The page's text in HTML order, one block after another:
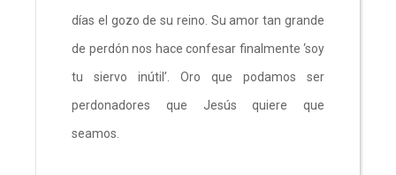
días el gozo de su reino. Su amor tan grande
de perdón nos hace confesar finalmente ‘soy
tu siervo inútil’. Oro que podamos ser
perdonadores que Jesús quiere que
seamos.